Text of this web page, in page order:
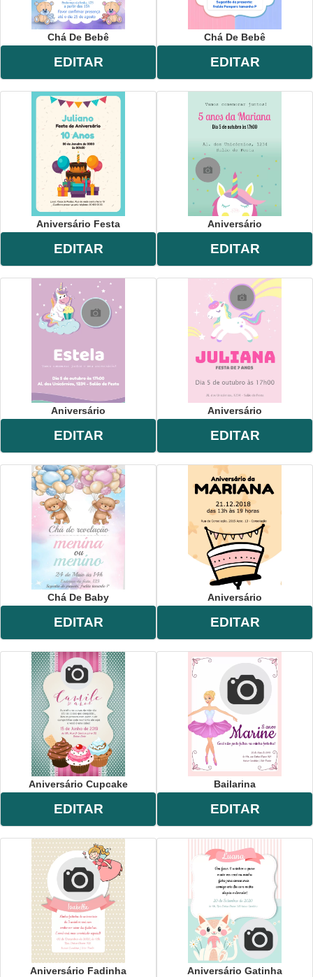
Chá De Bebê
EDITAR
Chá De Bebê
EDITAR
Aniversário Festa
EDITAR
Aniversário
EDITAR
Aniversário
EDITAR
Aniversário
EDITAR
Chá De Baby
EDITAR
Aniversário
EDITAR
Aniversário Cupcake
EDITAR
Bailarina
EDITAR
Aniversário Fadinha Aniversário Gatinha